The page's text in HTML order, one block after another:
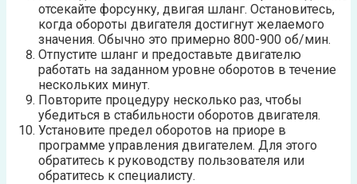
отсекайте форсунку, двигая шланг. Остановитесь,
когда обороты двигателя достигнут желаемого
значения. Обычно это примерно 800-900 об/мин.
Отпустите шланг и предоставьте двигателю
работать на заданном уровне оборотов в течение
нескольких минут.
Повторите процедуру несколько раз, чтобы
убедиться в стабильности оборотов двигателя.
Установите предел оборотов на приоре в
программе управления двигателем. Для этого
обратитесь к руководству пользователя или
обратитесь к специалисту.